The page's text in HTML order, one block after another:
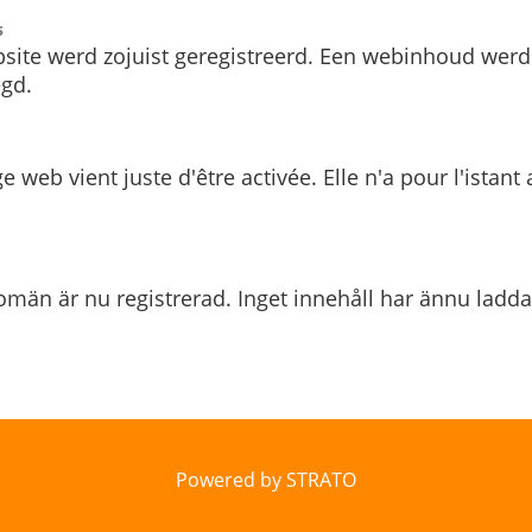
werd zojuist geregistreerd. Een webinhoud
web vient juste d'être activée. Elle n'a pour l'istant
är nu registrerad. Inget innehåll har ännu
Powered by STRATO